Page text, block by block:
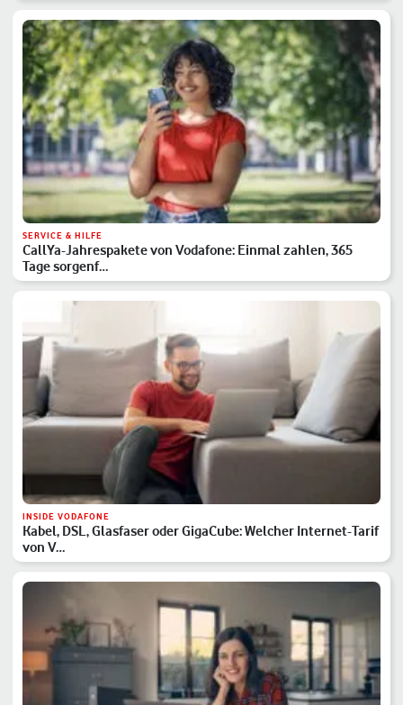
SERVICE & HILFE
CallYa-Jahrespakete von Vodafone: Einmal zahlen, 365
Tage sorgenf…
INSIDE VODAFONE
Kabel, DSL, Glasfaser oder GigaCube: Welcher Internet-Tarif
von V…